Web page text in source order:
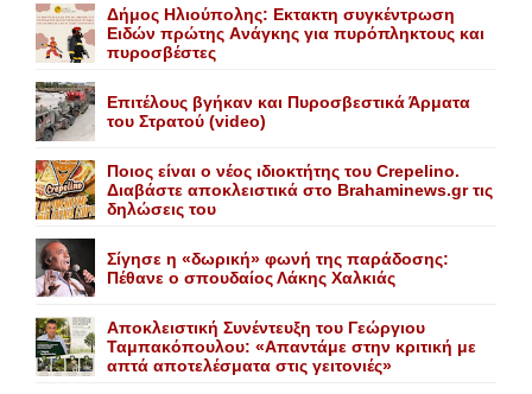
Δήμος Ηλιούπολης: Eκτακτη συγκέντρωση
Eιδών πρώτης Aνάγκης για πυρόπληκτους και
πυροσβέστες
Επιτέλους βγήκαν και Πυροσβεστικά Άρματα
του Στρατού (video)
Ποιος είναι ο νέος ιδιοκτήτης του Crepelino.
Διαβάστε αποκλειστικά στο Brahaminews.gr τις
δηλώσεις του
Σίγησε η «δωρική» φωνή της παράδοσης:
Πέθανε o σπουδαίος Λάκης Xαλκιάς
Αποκλειστική Συνέντευξη του Γεώργιου
Ταμπακόπουλου: «Απαντάμε στην κριτική με
απτά αποτελέσματα στις γειτονιές»